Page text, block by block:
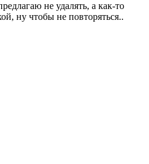
не удалять, а как-то
ну чтобы не повторяться..